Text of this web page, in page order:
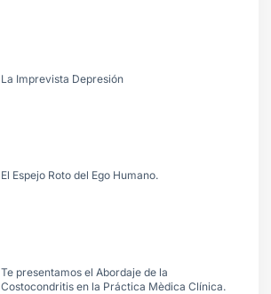
La Imprevista Depresión
El Espejo Roto del Ego Humano.
Te presentamos el Abordaje de la
Costocondritis en la Práctica Mèdica Clínica.